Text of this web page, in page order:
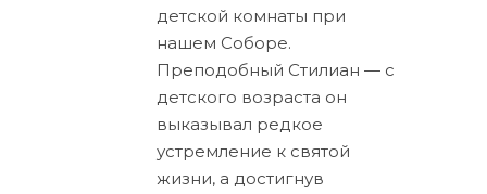
детской комнаты при
нашем Соборе.
Преподобный Стилиан — с
детского возраста он
выказывал редкое
устремление к святой
жизни, а достигнув